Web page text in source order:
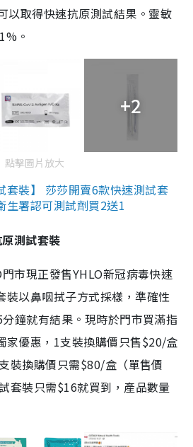
以取得快速抗原測試結果。靈敏
。
+2
點擊圖片放大
套裝】 莎莎開賣6款快速測試套
生署認可測試劑買2送1
測試套裝
市現正發售YHLO新冠病毒快速
裝以鼻咽拭子方式採樣，準確性
鐘就有結果。現時於門市買滿指
家優惠，1支裝換購價只售$20/盒
裝換購價只需$80/盒（單售價
套裝只需$16就買到，產品數量